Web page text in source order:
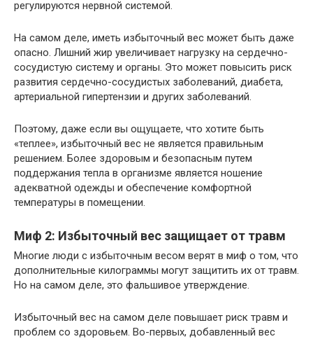
регулируются нервной системой.
На самом деле, иметь избыточный вес может быть даже
опасно. Лишний жир увеличивает нагрузку на сердечно-
сосудистую систему и органы. Это может повысить риск
развития сердечно-сосудистых заболеваний, диабета,
артериальной гипертензии и других заболеваний.
Поэтому, даже если вы ощущаете, что хотите быть
«теплее», избыточный вес не является правильным
решением. Более здоровым и безопасным путем
поддержания тепла в организме является ношение
адекватной одежды и обеспечение комфортной
температуры в помещении.
Миф 2: Избыточный вес защищает от травм
Многие люди с избыточным весом верят в миф о том, что
дополнительные килограммы могут защитить их от травм.
Но на самом деле, это фальшивое утверждение.
Избыточный вес на самом деле повышает риск травм и
проблем со здоровьем. Во-первых, добавленный вес